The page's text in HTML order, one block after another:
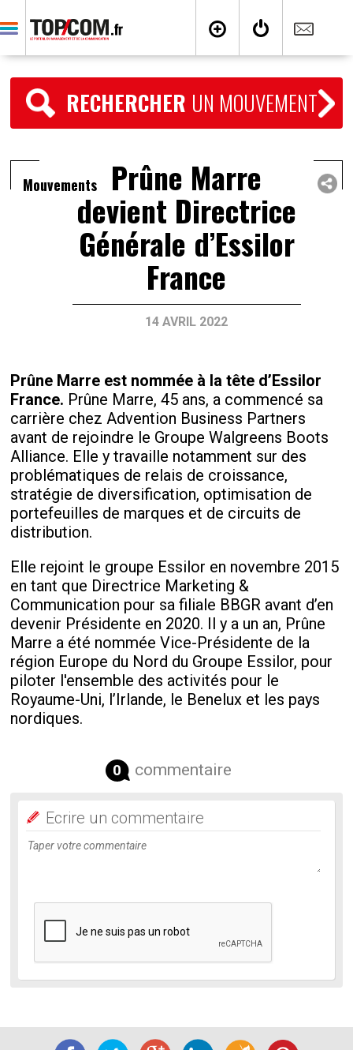
RECHERCHER UN MOUVEMENT
Mouvements Prûne Marre
devient Directrice
Générale d’Essilor
France
14 AVRIL 2022
Prûne Marre est nommée à la tête d’Essilor
France. Prûne Marre, 45 ans, a commencé sa
carrière chez Advention Business Partners
avant de rejoindre le Groupe Walgreens Boots
Alliance. Elle y travaille notamment sur des
problématiques de relais de croissance,
stratégie de diversification, optimisation de
portefeuilles de marques et de circuits de
distribution.
Elle rejoint le groupe Essilor en novembre 2015
en tant que Directrice Marketing &
Communication pour sa filiale BBGR avant d’en
devenir Présidente en 2020. Il y a un an, Prûne
Marre a été nommée Vice-Présidente de la
région Europe du Nord du Groupe Essilor, pour
piloter l'ensemble des activités pour le
Royaume-Uni, l’Irlande, le Benelux et les pays
nordiques.
0 commentaire
Ecrire un commentaire